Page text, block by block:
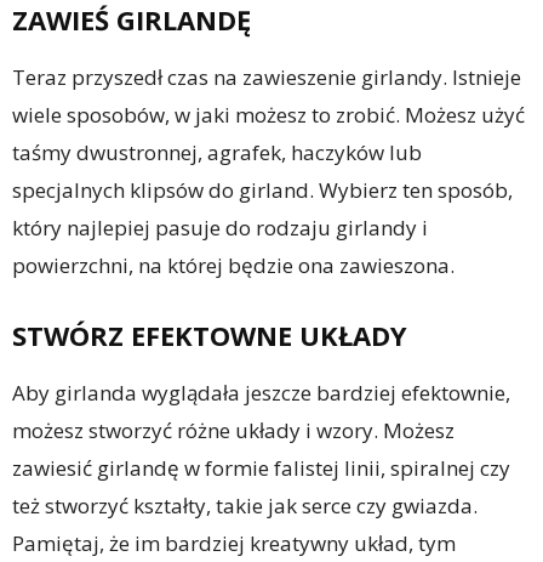
ZAWIEŚ GIRLANDĘ
Teraz przyszedł czas na zawieszenie girlandy. Istnieje
wiele sposobów, w jaki możesz to zrobić. Możesz użyć
taśmy dwustronnej, agrafek, haczyków lub
specjalnych klipsów do girland. Wybierz ten sposób,
który najlepiej pasuje do rodzaju girlandy i
powierzchni, na której będzie ona zawieszona.
STWÓRZ EFEKTOWNE UKŁADY
Aby girlanda wyglądała jeszcze bardziej efektownie,
możesz stworzyć różne układy i wzory. Możesz
zawiesić girlandę w formie falistej linii, spiralnej czy
też stworzyć kształty, takie jak serce czy gwiazda.
Pamiętaj, że im bardziej kreatywny układ, tym